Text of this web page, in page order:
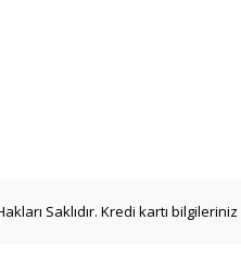
Saklıdır. Kredi kartı